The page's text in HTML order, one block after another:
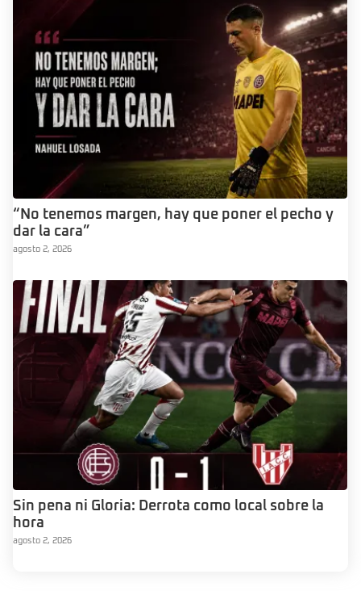
“No tenemos margen, hay que poner el pecho y
dar la cara”
agosto 2, 2026
Sin pena ni Gloria: Derrota como local sobre la
hora
agosto 2, 2026